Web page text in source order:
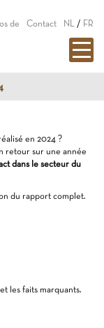
de Contact NL / FR
en 2024 ?
retour sur une année
dans le secteur du
du rapport complet.
les faits marquants.